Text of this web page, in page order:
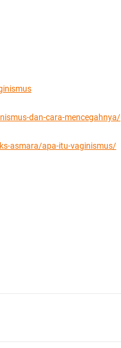
dan-cara-mencegahnya/
asmara/apa-itu-vaginismus/